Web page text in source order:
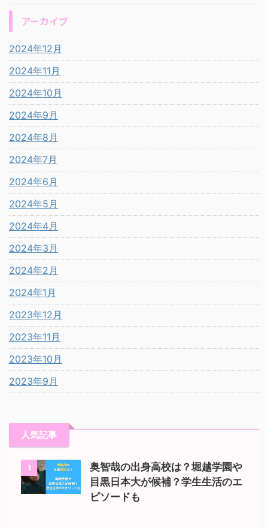
アーカイブ
2024年12月
2024年11月
2024年10月
2024年9月
2024年8月
2024年7月
2024年6月
2024年5月
2024年4月
2024年3月
2024年2月
2024年1月
2023年12月
2023年11月
2023年10月
2023年9月
人気記事
1
奥智哉の出身高校は？堀越学園や
目黒日本大が候補？学生生活のエ
ピソードも